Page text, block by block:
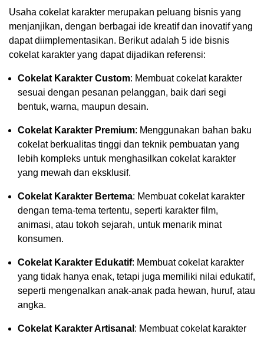
Usaha cokelat karakter merupakan peluang bisnis yang
menjanjikan, dengan berbagai ide kreatif dan inovatif yang
dapat diimplementasikan. Berikut adalah 5 ide bisnis
cokelat karakter yang dapat dijadikan referensi:
Cokelat Karakter Custom: Membuat cokelat karakter
sesuai dengan pesanan pelanggan, baik dari segi
bentuk, warna, maupun desain.
Cokelat Karakter Premium: Menggunakan bahan baku
cokelat berkualitas tinggi dan teknik pembuatan yang
lebih kompleks untuk menghasilkan cokelat karakter
yang mewah dan eksklusif.
Cokelat Karakter Bertema: Membuat cokelat karakter
dengan tema-tema tertentu, seperti karakter film,
animasi, atau tokoh sejarah, untuk menarik minat
konsumen.
Cokelat Karakter Edukatif: Membuat cokelat karakter
yang tidak hanya enak, tetapi juga memiliki nilai edukatif,
seperti mengenalkan anak-anak pada hewan, huruf, atau
angka.
Cokelat Karakter Artisanal : Membuat cokelat karakter